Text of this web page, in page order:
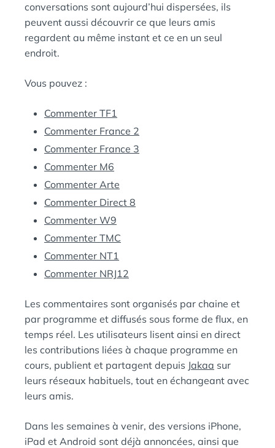
conversations sont aujourd’hui dispersées, ils
peuvent aussi découvrir ce que leurs amis
regardent au même instant et ce en un seul
endroit.
Vous pouvez :
Commenter TF1
Commenter France 2
Commenter France 3
Commenter M6
Commenter Arte
Commenter Direct 8
Commenter W9
Commenter TMC
Commenter NT1
Commenter NRJ12
Les commentaires sont organisés par chaine et
par programme et diffusés sous forme de flux, en
temps réel. Les utilisateurs lisent ainsi en direct
les contributions liées à chaque programme en
cours, publient et partagent depuis Jakaa sur
leurs réseaux habituels, tout en échangeant avec
leurs amis.
Dans les semaines à venir, des versions iPhone,
iPad et Android sont déjà annoncées, ainsi que